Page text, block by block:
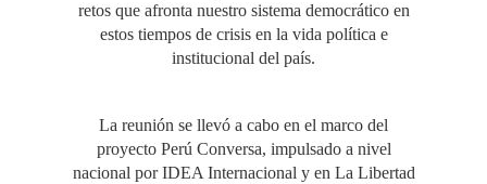
retos que afronta nuestro sistema democrático en
estos tiempos de crisis en la vida política e
institucional del país.
La reunión se llevó a cabo en el marco del
proyecto Perú Conversa, impulsado a nivel
nacional por IDEA Internacional y en La Libertad